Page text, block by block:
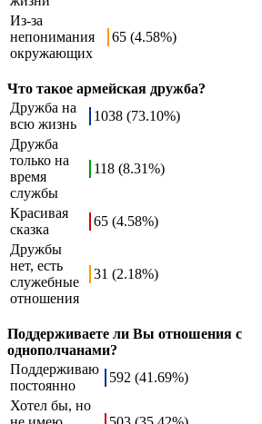
Из-за
непонимания
окружающих
65 (4.58%)
Что такое армейская дружба?
Дружба на
всю жизнь
1038 (73.10%)
Дружба
только на
время
службы
118 (8.31%)
Красивая
сказка
65 (4.58%)
Дружбы
нет, есть
служебные
отношения
31 (2.18%)
Поддерживаете ли Вы отношения с
однополчанами?
Поддерживаю
постоянно
592 (41.69%)
Хотел бы, но